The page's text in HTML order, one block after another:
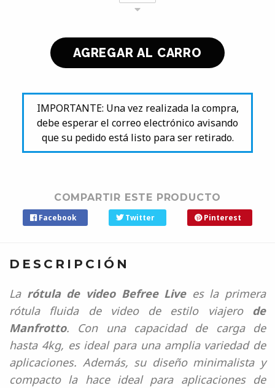
IMPORTANTE: Una vez realizada la compra,
debe esperar el correo electrónico avisando
que su pedido está listo para ser retirado.
COMPARTIR ESTE PRODUCTO
Facebook Twitter Pinterest
DESCRIPCIÓN
La rótula de video Befree Livees la primera
rótula fluida de video de estilo viajero de
Manfrotto. Con una capacidad de carga de
hasta 4kg, es ideal para una amplia variedad de
aplicaciones. Además, su diseño minimalista y
compacto la hace ideal para aplicaciones de